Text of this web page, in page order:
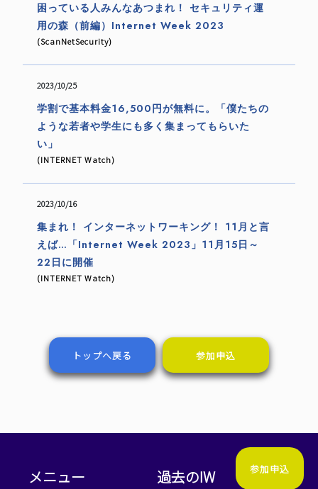
困っている人みんなあつまれ！ セキュリティ運
用の森（前編）Internet Week 2023
(ScanNetSecurity)
2023/10/25
学割で基本料金16,500円が無料に。「僕たちの
ような若者や学生にも多く集まってもらいた
い」
(INTERNET Watch)
2023/10/16
集まれ！ インターネットワーキング！ 11月と言
えば…「Internet Week 2023」11月15日～
22日に開催
(INTERNET Watch)
トップへ戻る 参加申込
メニュー 過去のIW 参加申込